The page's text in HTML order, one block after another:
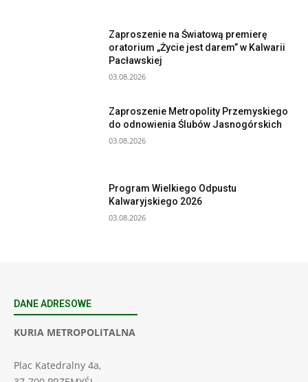
Zaproszenie na Światową premierę
oratorium „Życie jest darem” w Kalwarii
Pacławskiej
03.08.2026
Zaproszenie Metropolity Przemyskiego
do odnowienia Ślubów Jasnogórskich
03.08.2026
Program Wielkiego Odpustu
Kalwaryjskiego 2026
03.08.2026
DANE ADRESOWE
KURIA METROPOLITALNA
Plac Katedralny 4a,